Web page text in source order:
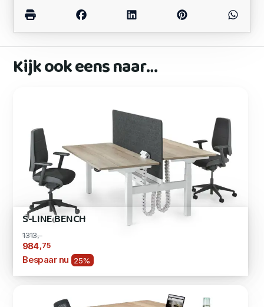
Kijk ook eens naar…
S-LINE BENCH
1313,-
984 ,75
Bespaar nu 25%